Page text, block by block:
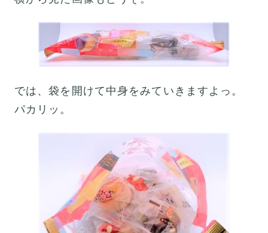
では、袋を開けて中身をみていきますよっ。
パカリッ。